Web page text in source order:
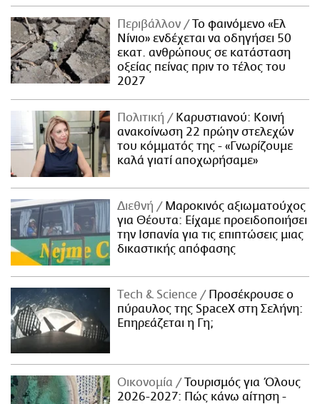
Περιβάλλον
Το φαινόμενο «Ελ
Νίνιο» ενδέχεται να οδηγήσει 50
εκατ. ανθρώπους σε κατάσταση
οξείας πείνας πριν το τέλος του
2027
Πολιτική
Καρυστιανού: Κοινή
ανακοίνωση 22 πρώην στελεχών
του κόμματός της - «Γνωρίζουμε
καλά γιατί αποχωρήσαμε»
Διεθνή
Μαροκινός αξιωματούχος
για Θέουτα: Είχαμε προειδοποιήσει
την Ισπανία για τις επιπτώσεις μιας
δικαστικής απόφασης
Τech & Science
Προσέκρουσε ο
πύραυλος της SpaceX στη Σελήνη:
Επηρεάζεται η Γη;
Οικονομία
Τουρισμός για Όλους
2026-2027: Πώς κάνω αίτηση -